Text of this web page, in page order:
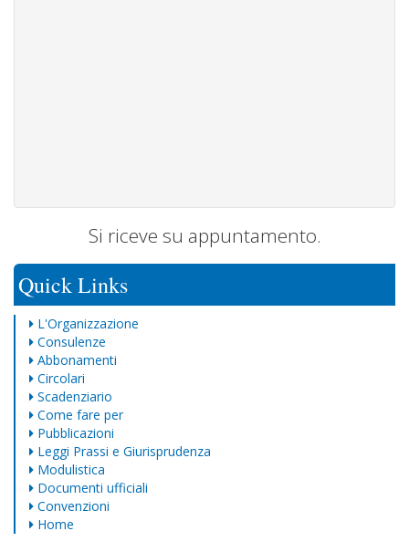
Si riceve su appuntamento.
Quick Links
L'Organizzazione
Consulenze
Abbonamenti
Circolari
Scadenziario
Come fare per
Pubblicazioni
Leggi Prassi e Giurisprudenza
Modulistica
Documenti ufficiali
Convenzioni
Home